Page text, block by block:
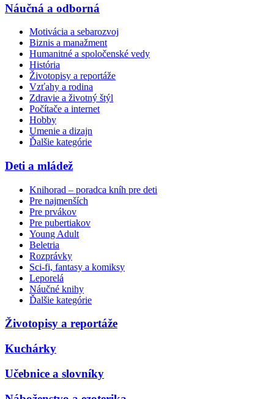
Náučná a odborná
Motivácia a sebarozvoj
Biznis a manažment
Humanitné a spoločenské vedy
História
Životopisy a reportáže
Vzťahy a rodina
Zdravie a životný štýl
Počítače a internet
Hobby
Umenie a dizajn
Ďalšie kategórie
Deti a mládež
Knihorad – poradca kníh pre deti
Pre najmenších
Pre prvákov
Pre pubertiakov
Young Adult
Beletria
Rozprávky
Sci-fi, fantasy a komiksy
Leporelá
Náučné knihy
Ďalšie kategórie
Životopisy a reportáže
Kuchárky
Učebnice a slovníky